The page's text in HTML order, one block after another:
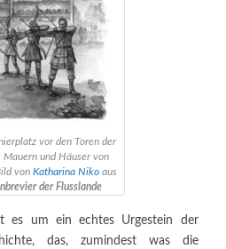
vor den Toren der
Mauern und Häuser von
vonKatharina Niko aus
der Flusslande
es um ein echtes Urgestein der
das, zumindest was die